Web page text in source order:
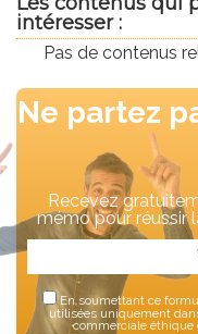
intéresser :
Pas de contenus
Ne partez
Recevez
mémo pour réussir
En soumettant ce
utilisées uniquement
commerciale éthique